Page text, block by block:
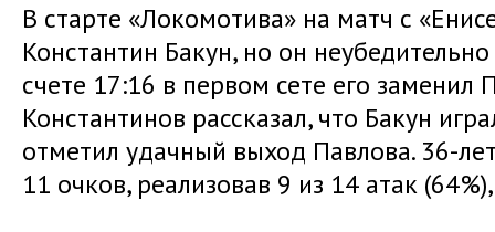
В старте «Локомотива» на матч с
Константин Бакун, но он
счете 17:16 в первом сете его
Константинов рассказал, что Бакун
отметил удачный выход Павлова. 36-
11 очков, реализовав 9 из 14 атак